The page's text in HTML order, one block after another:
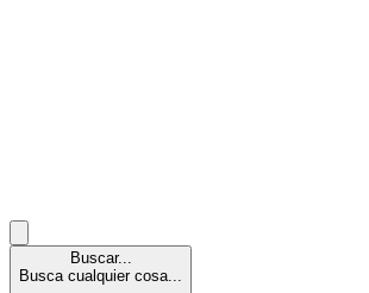
Buscar...
Busca cualquier cosa...